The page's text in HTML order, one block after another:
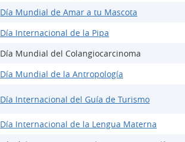
Día Mundial de Amar a tu Mascota
Día Internacional de la Pipa
Día Mundial del Colangiocarcinoma
Día Mundial de la Antropología
Día Internacional del Guía de Turismo
Día Internacional de la Lengua Materna